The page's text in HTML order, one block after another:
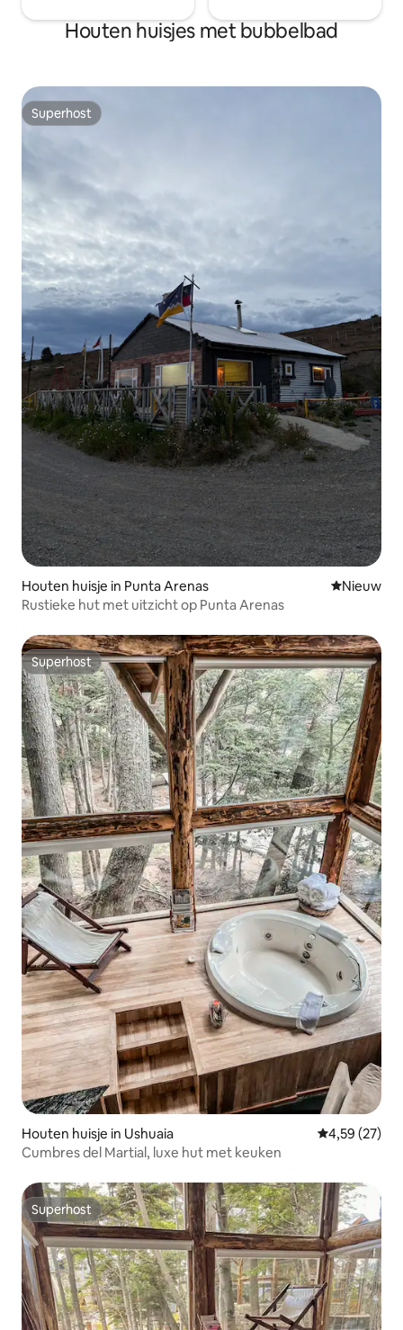
Houten huisjes met bubbelbad
Superhost
Superhost
Houten huisje in Punta Arenas Nieuwe
Nieuw
Rustieke hut met uitzicht op Punta Arenas
Superhost
Superhost
Houten huisje in Ushuaia Gemiddelde
4,59 (27)
Cumbres del Martial, luxe hut met keuken
Superhost
Superhost